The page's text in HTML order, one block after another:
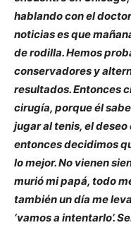
hablando con el
noticias es que
de rodilla. Hemos
conservadores y
resultados. Entonces
cirugía, porque él
jugar al tenis, el
entonces decidimos
lo mejor. No vienen
murió mi papá, todo
también un día me
‘vamos a intentarlo’.